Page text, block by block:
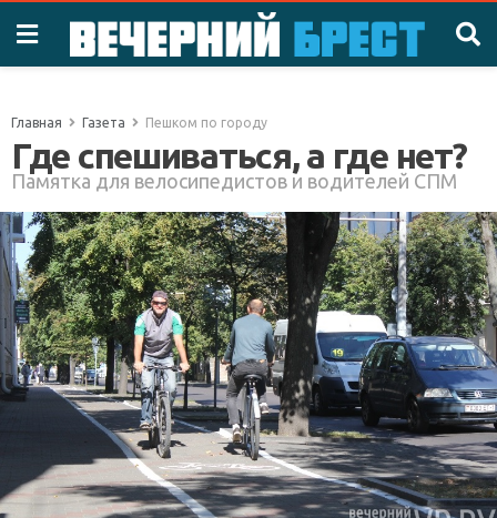
Главная Газета Пешком по городу
Где спешиваться, а где нет?
Памятка для велосипедистов и водителей СПМ